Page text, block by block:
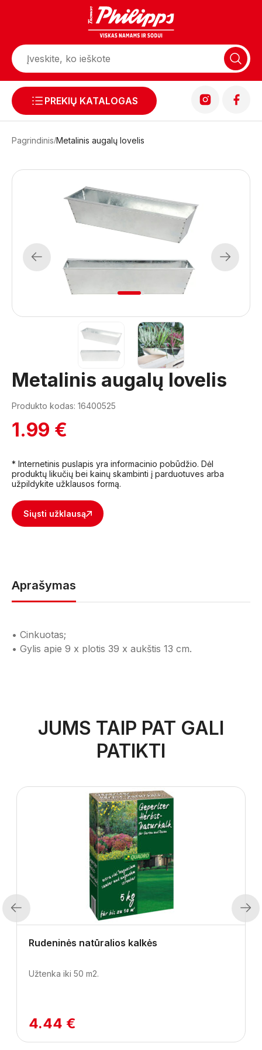
PREKIŲ KATALOGAS
Pagrindinis Metalinis augalų lovelis
Previous Next
1 2
Metalinis augalų lovelis
Produkto kodas: 16400525
1.99 €
* Internetinis puslapis yra informacinio pobūdžio. Dėl
produktų likučių bei kainų skambinti į parduotuves arba
užpildykite užklausos formą.
Siųsti užklausą
Aprašymas
• Cinkuotas;
• Gylis apie 9 x plotis 39 x aukštis 13 cm.
JUMS TAIP PAT GALI
PATIKTI
Previous
Rudeninės natūralios kalkės
Užtenka iki 50 m2.
4.44 €
Next